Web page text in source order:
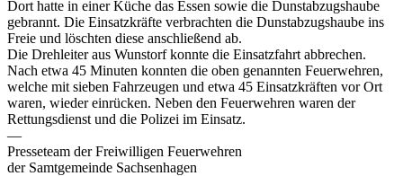
Dort hatte in einer Küche das Essen sowie die Dunstabzugshaube
gebrannt. Die Einsatzkräfte verbrachten die Dunstabzugshaube ins
Freie und löschten diese anschließend ab.
Die Drehleiter aus Wunstorf konnte die Einsatzfahrt abbrechen.
Nach etwa 45 Minuten konnten die oben genannten Feuerwehren,
welche mit sieben Fahrzeugen und etwa 45 Einsatzkräften vor Ort
waren, wieder einrücken. Neben den Feuerwehren waren der
Rettungsdienst und die Polizei im Einsatz.
—
Presseteam der Freiwilligen Feuerwehren
der Samtgemeinde Sachsenhagen